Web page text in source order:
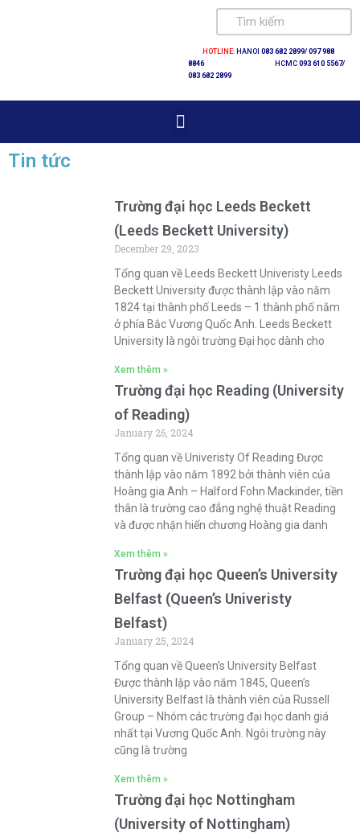
HOTLINE: HANOI 083 682 2899/ 097 988
8846
HCMC 093 610 5567/
083 682 2899
Tin tức
Trường đại học Leeds Beckett
(Leeds Beckett University)
December 29, 2023
Tổng quan về Leeds Beckett Univeristy Leeds
Beckett University được thành lập vào năm
1824 tại thành phố Leeds – 1 thành phố nằm
ở phía Bắc Vương Quốc Anh. Leeds Beckett
University là ngôi trường Đại học dành cho
Xem thêm »
Trường đại học Reading (University
of Reading)
January 26, 2024
Tổng quan về Univeristy Of Reading Được
thành lập vào năm 1892 bởi thành viên của
Hoàng gia Anh – Halford Fohn Mackinder, tiền
thân là trường cao đẳng nghệ thuật Reading
và được nhận hiến chương Hoàng gia danh
Xem thêm »
Trường đại học Queen’s University
Belfast (Queen’s Univeristy
Belfast)
January 25, 2024
Tổng quan về Queen’s University Belfast
Được thành lập vào năm 1845, Queen’s
University Belfast là thành viên của Russell
Group – Nhóm các trường đại học danh giá
nhất tại Vương Quốc Anh. Ngôi trường này
cũng là trường
Xem thêm »
Trường đại học Nottingham
(University of Nottingham)